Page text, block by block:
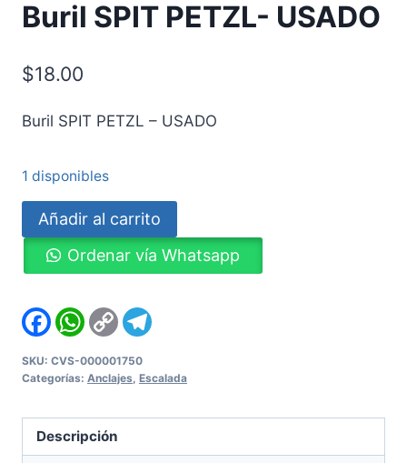
Buril SPIT PETZL- USADO
$18.00
Buril SPIT PETZL – USADO
1 disponibles
Buril
SPIT
PETZL-
cantidad
Añadir al carrito
Ordenar vía Whatsapp
FacebookWhatsApp
Copy
Link
SKU: CVS-000001750
Categorías: Anclajes, Escalada
Descripción